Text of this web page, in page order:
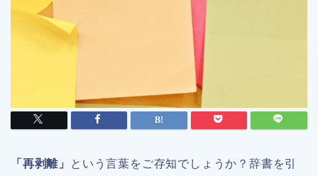
「再剥離」
という言葉をご存知でしょうか？辞書を引